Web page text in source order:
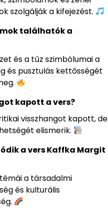
szolgálják a kifejezést.
találhatók a
és a tűz szimbólumai a
és pusztulás kettősségét
kapott a vers?
visszhangot kapott, de
elismerik.
a vers Kaffka Margit
a társadalmi
és kulturális